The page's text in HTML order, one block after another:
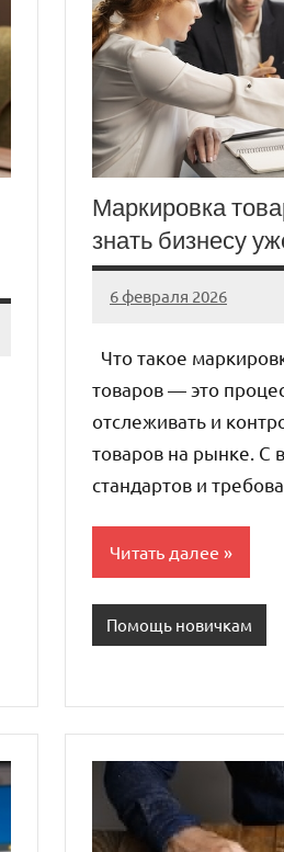
Маркировка
знать бизнесу
6 февраля 2026
Avtor
Нет
Что такое
товаров — это
отслеживать и
товаров на рынке. С
стандартов и
Читать далее
Помощь новичкам